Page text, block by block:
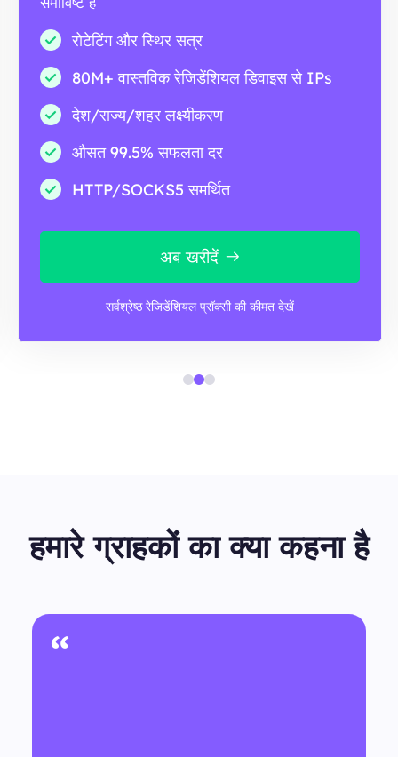
रोटेटिंग और स्थिर सत्र
80M+ वास्तविक रेजिडेंशियल डिवाइस से IPs
देश/राज्य/शहर लक्ष्यीकरण
औसत 99.5% सफलता दर
HTTP/SOCKS5 समर्थित
अब खरीदें
सर्वश्रेष्ठ रेजिडेंशियल प्रॉक्सी की कीमत देखें
हमारे ग्राहकों का क्या कहना है
“